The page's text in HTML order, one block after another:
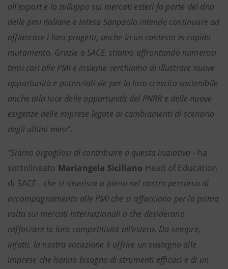
all’export e lo sviluppo sui mercati esteri fa parte del dna
delle pmi italiane e Intesa Sanpaolo intende continuare ad
affiancare i loro progetti, anche in un contesto in rapido
mutamento. Grazie a SACE, stiamo affrontando numerosi
temi cari alle PMI e insieme cerchiamo di illustrare nuove
opportunità e potenziali vie per la loro crescita sostenibile
anche alla luce delle opportunità del PNRR e delle nuove
esigenze delle imprese legate ai cambiamenti di scenario
degli ultimi mesi”.
“Siamo orgogliosi di contribuire a questa iniziativa - ha
sottolineato Mariangela Siciliano Head of Education
di SACE - che si inserisce a pieno nel nostro percorso di
accompagnamento alle PMI che si affacciano per la prima
volta sui mercati internazionali o che desiderano
rafforzare la loro competitività all’estero. Da sempre,
infatti, la nostra vocazione è offrire un sostegno alle
imprese che hanno bisogno di strumenti efficaci e di un